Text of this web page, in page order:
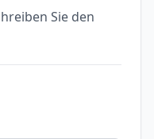
Sie den